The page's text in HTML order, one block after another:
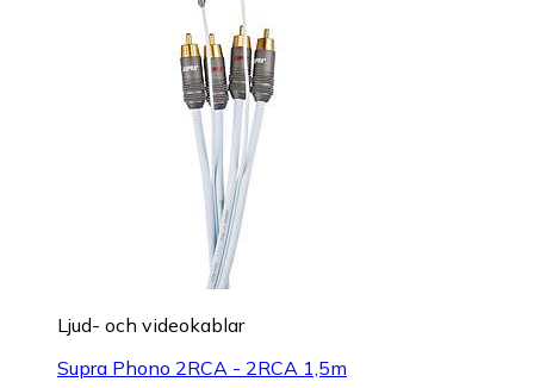
Ljud- och videokablar
Supra Phono 2RCA - 2RCA 1,5m